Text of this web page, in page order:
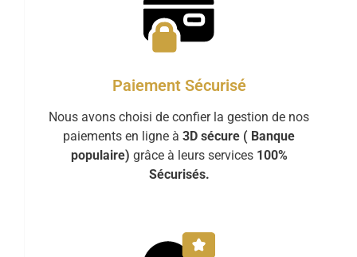
Paiement Sécurisé
Nous avons choisi de confier la gestion de nos
paiements en ligne à 3D sécure ( Banque
populaire) grâce à leurs services 100%
Sécurisés.